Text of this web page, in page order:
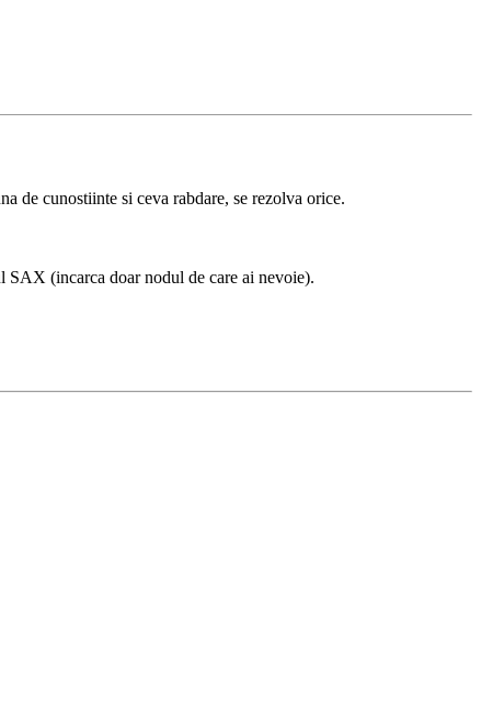
de cunostiinte si ceva rabdare, se rezolva orice.
(incarca doar nodul de care ai nevoie).